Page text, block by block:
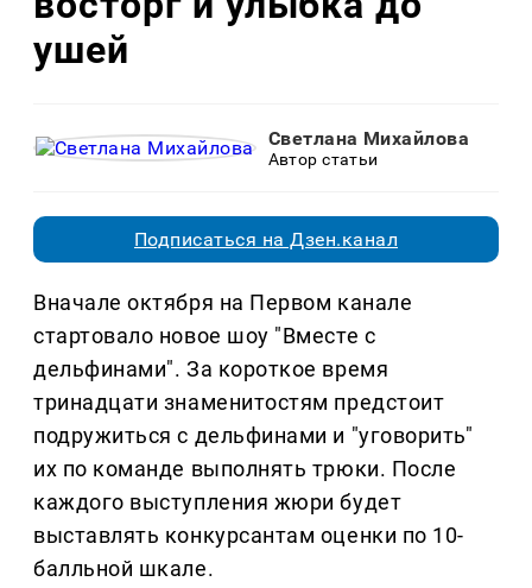
ушей
Светлана Михайлова
Автор статьи
Подписаться на Дзен.канал
Вначале октября на Первом канале
стартовало новое шоу "Вместе с
дельфинами". За короткое время
тринадцати знаменитостям предстоит
подружиться с дельфинами и "уговорить"
их по команде выполнять трюки. После
каждого выступления жюри будет
выставлять конкурсантам оценки по 10-
балльной шкале.